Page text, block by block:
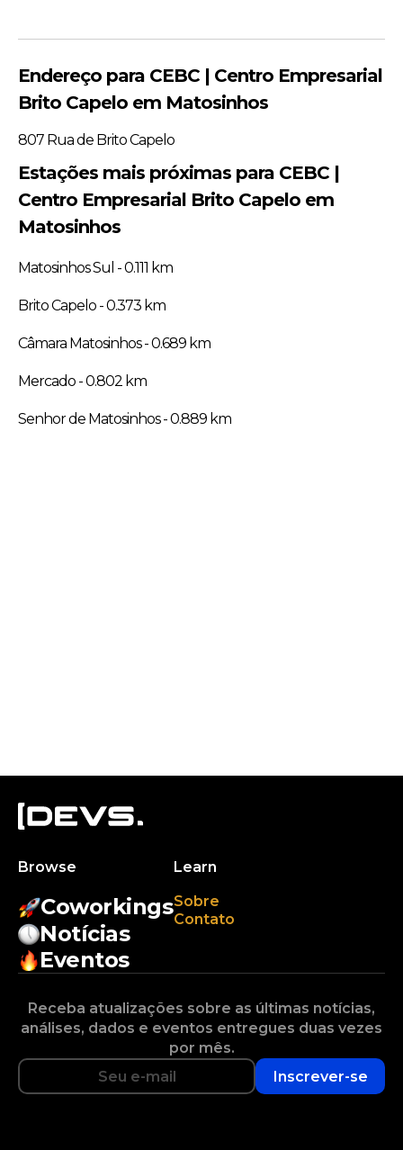
Endereço para CEBC | Centro Empresarial
Brito Capelo em Matosinhos
807 Rua de Brito Capelo
Estações mais próximas para CEBC |
Centro Empresarial Brito Capelo em
Matosinhos
Matosinhos Sul - 0.111 km
Brito Capelo - 0.373 km
Câmara Matosinhos - 0.689 km
Mercado - 0.802 km
Senhor de Matosinhos - 0.889 km
Browse
Coworkings
Notícias
Eventos
Learn
Sobre
Contato
Receba atualizações sobre as últimas notícias,
análises, dados e eventos entregues duas vezes
por mês.
Inscrever-se